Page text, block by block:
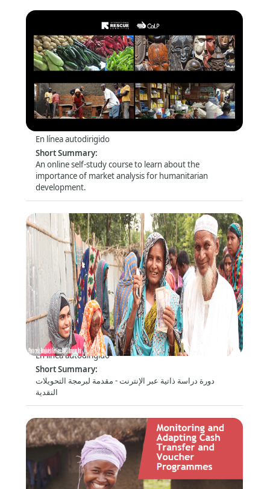
of particular relevance for this audience.
Introduction to Market Analysis
En línea autodirigido
Short Summary:
An online self-study course to learn about the
importance of market analysis for humanitarian
development.
برمجة التحويلات النقدية - الأساسيات (The
Fundamentals)
Formato:
En línea autodirigido
Short Summary:
دورة دراسة ذاتية عبر الإنترنت - مقدمة لبرمجة التحويلات
النقدية